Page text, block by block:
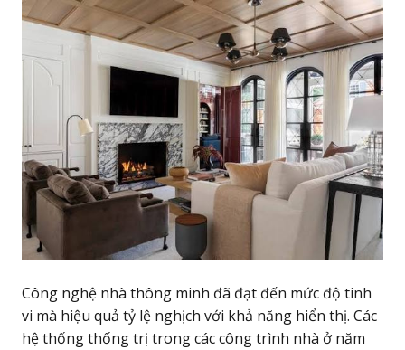
Công nghệ nhà thông minh đã đạt đến mức độ tinh
vi mà hiệu quả tỷ lệ nghịch với khả năng hiển thị. Các
hệ thống thống trị trong các công trình nhà ở năm